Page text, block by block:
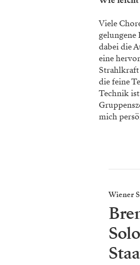
Viele
dabei die
eine
die feine
Technik ist
mich
Wiener